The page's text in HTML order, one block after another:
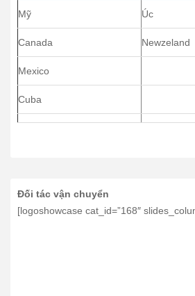
Mỹ Úc
Canada Newzeland
Mexico
Cuba
Đối tác vận chuyển
[logoshowcase cat_id=”168″